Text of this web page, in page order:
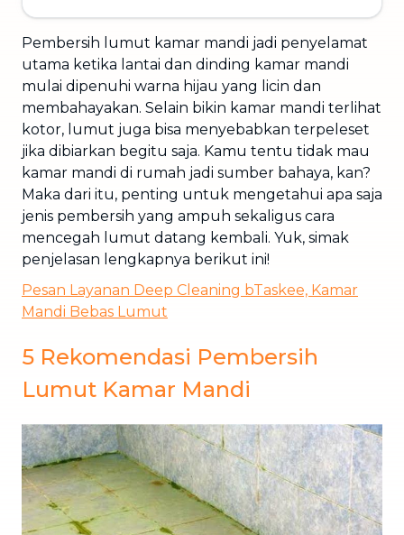
Pembersih lumut kamar mandi jadi penyelamat
utama ketika lantai dan dinding kamar mandi
mulai dipenuhi warna hijau yang licin dan
membahayakan. Selain bikin kamar mandi terlihat
kotor, lumut juga bisa menyebabkan terpeleset
jika dibiarkan begitu saja. Kamu tentu tidak mau
kamar mandi di rumah jadi sumber bahaya, kan?
Maka dari itu, penting untuk mengetahui apa saja
jenis pembersih yang ampuh sekaligus cara
mencegah lumut datang kembali. Yuk, simak
penjelasan lengkapnya berikut ini!
Pesan Layanan Deep Cleaning bTaskee, Kamar
Mandi Bebas Lumut
5 Rekomendasi Pembersih
Lumut Kamar Mandi